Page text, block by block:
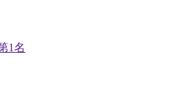
1名